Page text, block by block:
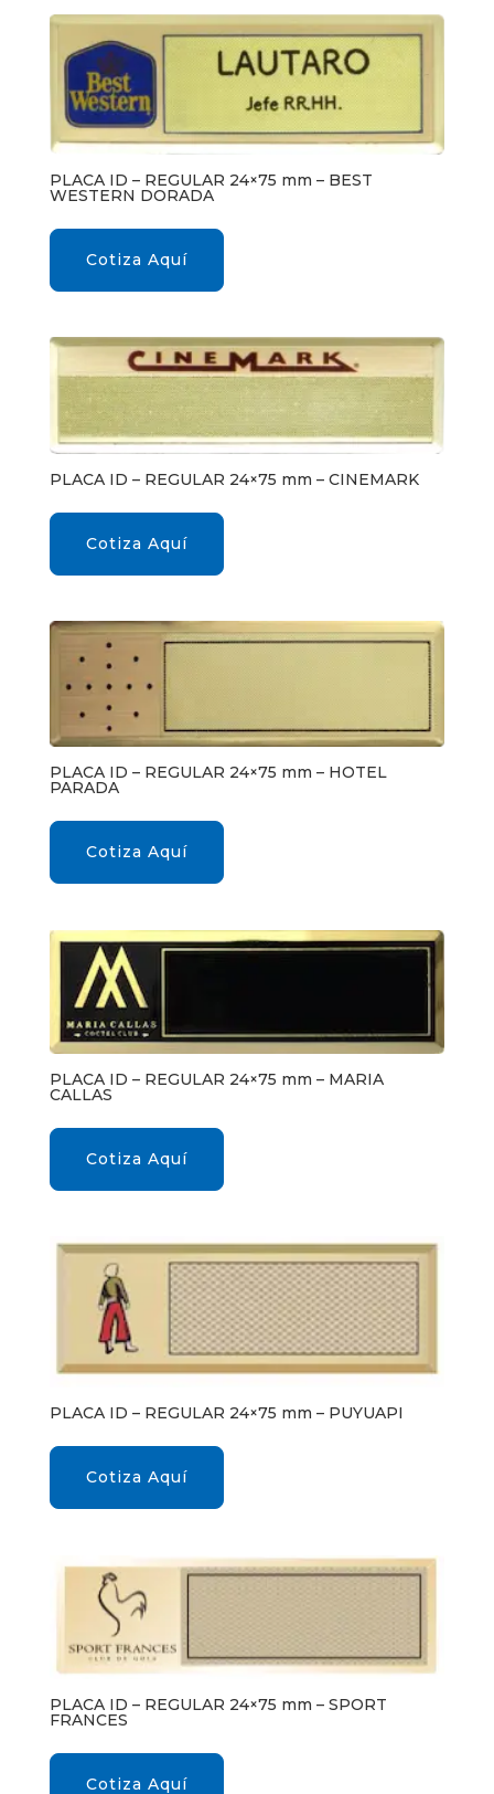
PLACA ID – REGULAR 24×75 mm – BEST
WESTERN DORADA
Cotiza Aquí
PLACA ID – REGULAR 24×75 mm – CINEMARK
Cotiza Aquí
PLACA ID – REGULAR 24×75 mm – HOTEL
PARADA
Cotiza Aquí
PLACA ID – REGULAR 24×75 mm – MARIA
CALLAS
Cotiza Aquí
PLACA ID – REGULAR 24×75 mm – PUYUAPI
Cotiza Aquí
PLACA ID – REGULAR 24×75 mm – SPORT
FRANCES
Cotiza Aquí